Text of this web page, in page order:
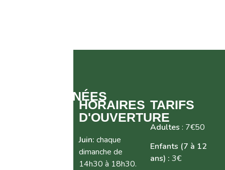
COORDONNÉES
HORAIRES
D'OUVERTURE
Juin:chaque
dimanche de
14h30 à 18h30.
TARIFS
Adultes : 7€50
Enfants (7 à 12
ans) :3€